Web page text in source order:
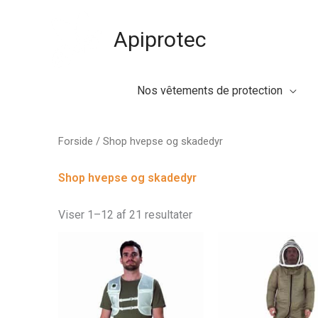
Apiprotec
Nos vêtements de protection
Forside / Shop hvepse og skadedyr
Shop hvepse og skadedyr
Viser 1–12 af 21 resultaterby